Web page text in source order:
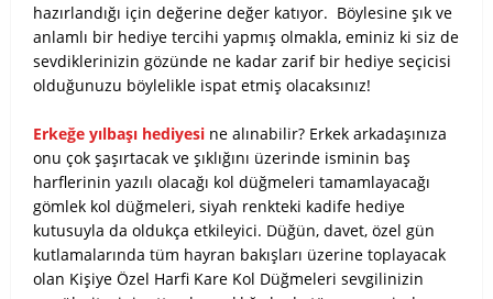
hazırlandığı için değerine değer katıyor. Böylesine şık ve
anlamlı bir hediye tercihi yapmış olmakla, eminiz ki siz de
sevdiklerinizin gözünde ne kadar zarif bir hediye seçicisi
olduğunuzu böylelikle ispat etmiş olacaksınız!
Erkeğe yılbaşı hediyesi ne alınabilir? Erkek arkadaşınıza
onu çok şaşırtacak ve şıklığını üzerinde isminin baş
harflerinin yazılı olacağı kol düğmeleri tamamlayacağı
gömlek kol düğmeleri, siyah renkteki kadife hediye
kutusuyla da oldukça etkileyici. Düğün, davet, özel gün
kutlamalarında tüm hayran bakışları üzerine toplayacak
olan Kişiye Özel Harfi Kare Kol Düğmeleri sevgilinizin